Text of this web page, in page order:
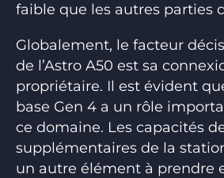
faible que les autres parties
Globalement, le facteur
de l’Astro A50 est sa
propriétaire. Il est évident
base Gen 4 a un rôle
ce domaine. Les capacités
supplémentaires de la
un autre élément à prendre